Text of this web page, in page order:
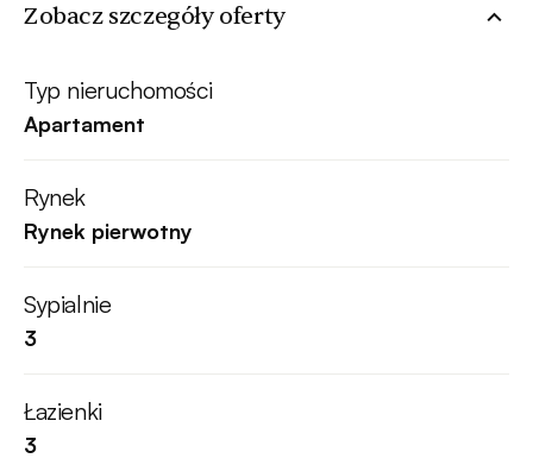
Zobacz szczegóły oferty
Typ nieruchomości
Apartament
Rynek
Rynek pierwotny
Sypialnie
3
Łazienki
3